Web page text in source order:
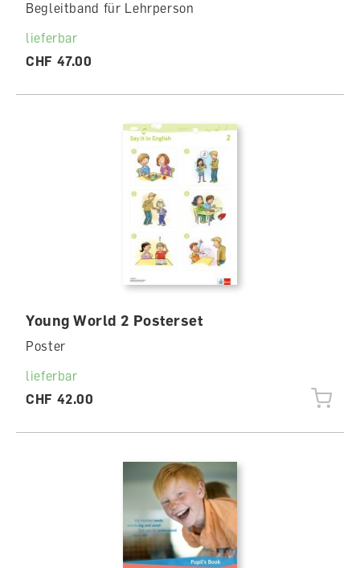
Begleitband für Lehrperson
lieferbar
CHF 47.00
Young World 2 Posterset
Poster
lieferbar
CHF 42.00